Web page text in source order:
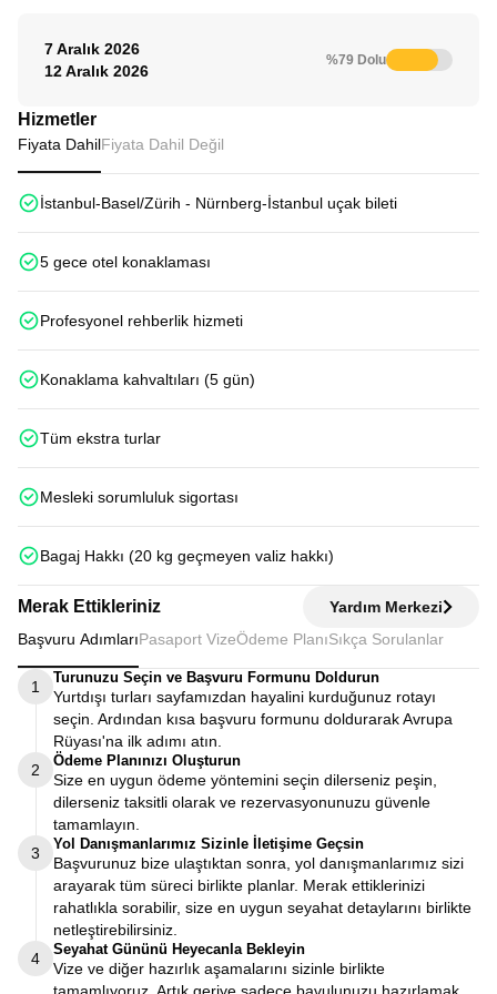
7 Aralık 2026
12 Aralık 2026
%79 Dolu
Hizmetler
Fiyata DahilFiyata Dahil Değil
İstanbul-Basel/Zürih - Nürnberg-İstanbul uçak bileti
5 gece otel konaklaması
Profesyonel rehberlik hizmeti
Konaklama kahvaltıları (5 gün)
Tüm ekstra turlar
Mesleki sorumluluk sigortası
Bagaj Hakkı (20 kg geçmeyen valiz hakkı)
Merak Ettikleriniz
Yardım Merkezi
Başvuru AdımlarıPasaport VizeÖdeme Planı Sıkça Sorulanlar
1
Turunuzu Seçin ve Başvuru Formunu Doldurun
Yurtdışı turları sayfamızdan hayalini kurduğunuz rotayı
seçin. Ardından kısa başvuru formunu doldurarak Avrupa
Rüyası'na ilk adımı atın.
2
Ödeme Planınızı Oluşturun
Size en uygun ödeme yöntemini seçin dilerseniz peşin,
dilerseniz taksitli olarak ve rezervasyonunuzu güvenle
tamamlayın.
3
Yol Danışmanlarımız Sizinle İletişime Geçsin
Başvurunuz bize ulaştıktan sonra, yol danışmanlarımız sizi
arayarak tüm süreci birlikte planlar. Merak ettiklerinizi
rahatlıkla sorabilir, size en uygun seyahat detaylarını birlikte
netleştirebilirsiniz.
4
Seyahat Gününü Heyecanla Bekleyin
Vize ve diğer hazırlık aşamalarını sizinle birlikte